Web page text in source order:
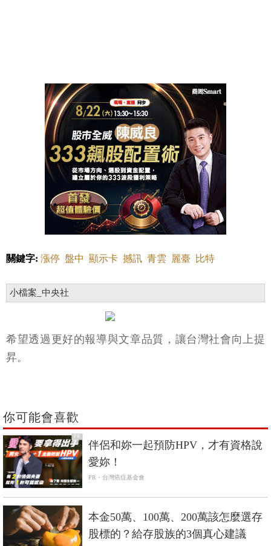
關鍵字: 漲停 盤中 顯示卡 撼訊 青雲 麗臺 比特
小檔案_中央社
希望透過更好的報導與文章品質，讓台灣社會向上提
昇。
你可能會喜歡
PR
伴侶和妳一起預防HPV，才有資格說
愛妳！
PR・台灣癌症基金會
本金50萬、100萬、200萬該怎麼選存
股標的？給存股族的3個真心建議